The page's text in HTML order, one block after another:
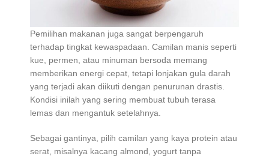
Pemilihan makanan juga sangat berpengaruh
terhadap tingkat kewaspadaan. Camilan manis seperti
kue, permen, atau minuman bersoda memang
memberikan energi cepat, tetapi lonjakan gula darah
yang terjadi akan diikuti dengan penurunan drastis.
Kondisi inilah yang sering membuat tubuh terasa
lemas dan mengantuk setelahnya.
Sebagai gantinya, pilih camilan yang kaya protein atau
serat, misalnya kacang almond, yogurt tanpa